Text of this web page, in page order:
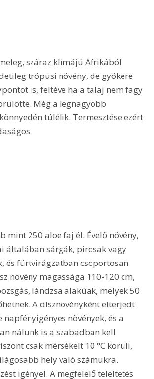
száraz klímájú Afrikából
trópusi növény, de gyökere
is, feltéve ha a talaj nem fagy
Még a legnagyobb
túlélik. Termesztése ezért
mint 250 aloe faj él. Évelő növény,
általában sárgák, pirosak vagy
és fürtvirágzatban csoportosan
növény magassága 110-120 cm,
lándzsa alakúak, melyek 50
A dísznövényként elterjedt
növények, és a
nálunk is a szabadban kell
csak mérsékelt 10 °C körüli,
hely való számukra.
igényel. A megfelelő teleltetés